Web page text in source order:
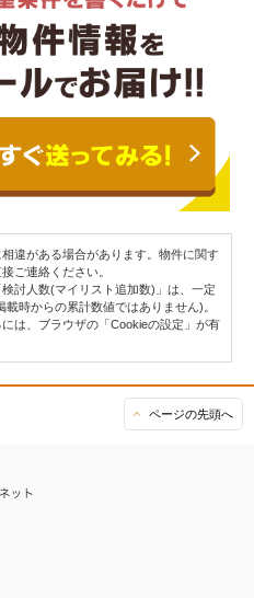
違がある場合があります。物件に関す
ご連絡ください。
討人数(マイリスト追加数)」は、一定
時からの累計数値ではありません)。
は、ブラウザの「Cookieの設定」が有
ページの先頭へ